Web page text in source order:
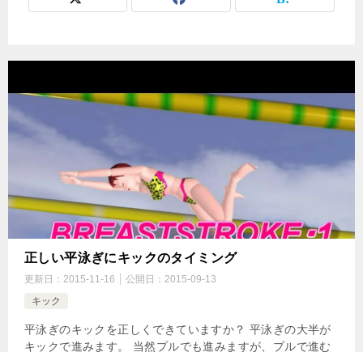
正しい平泳ぎにキックのタイミング
更新日： 2015-11-16 公開日： 2015-09-13
キック
平泳ぎのキックを正しくできていますか？ 平泳ぎの大半が
キックで進みます。 当然プルでも進みますが、プルで進む